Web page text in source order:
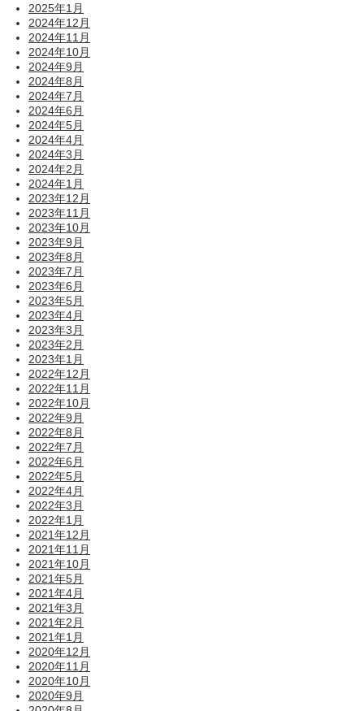
2025年1月
2024年12月
2024年11月
2024年10月
2024年9月
2024年8月
2024年7月
2024年6月
2024年5月
2024年4月
2024年3月
2024年2月
2024年1月
2023年12月
2023年11月
2023年10月
2023年9月
2023年8月
2023年7月
2023年6月
2023年5月
2023年4月
2023年3月
2023年2月
2023年1月
2022年12月
2022年11月
2022年10月
2022年9月
2022年8月
2022年7月
2022年6月
2022年5月
2022年4月
2022年3月
2022年1月
2021年12月
2021年11月
2021年10月
2021年5月
2021年4月
2021年3月
2021年2月
2021年1月
2020年12月
2020年11月
2020年10月
2020年9月